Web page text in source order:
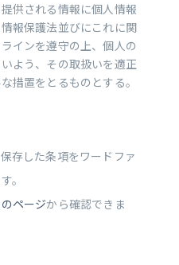
供される情報に個人情報
報保護法並びにこれに関
インを遵守の上、個人の
よう、その取扱いを適正
措置をとるものとする。
存した条項をワードファ
。
ページから確認できま